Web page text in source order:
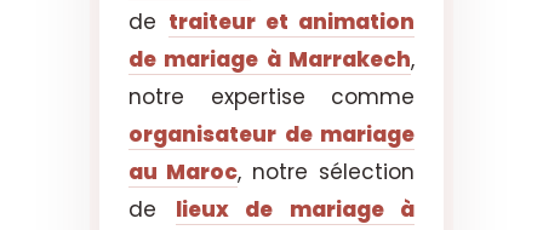
de traiteur et animation
de mariage à Marrakech,
notre expertise comme
organisateur de mariage
au Maroc, notre sélection
de lieux de mariage à